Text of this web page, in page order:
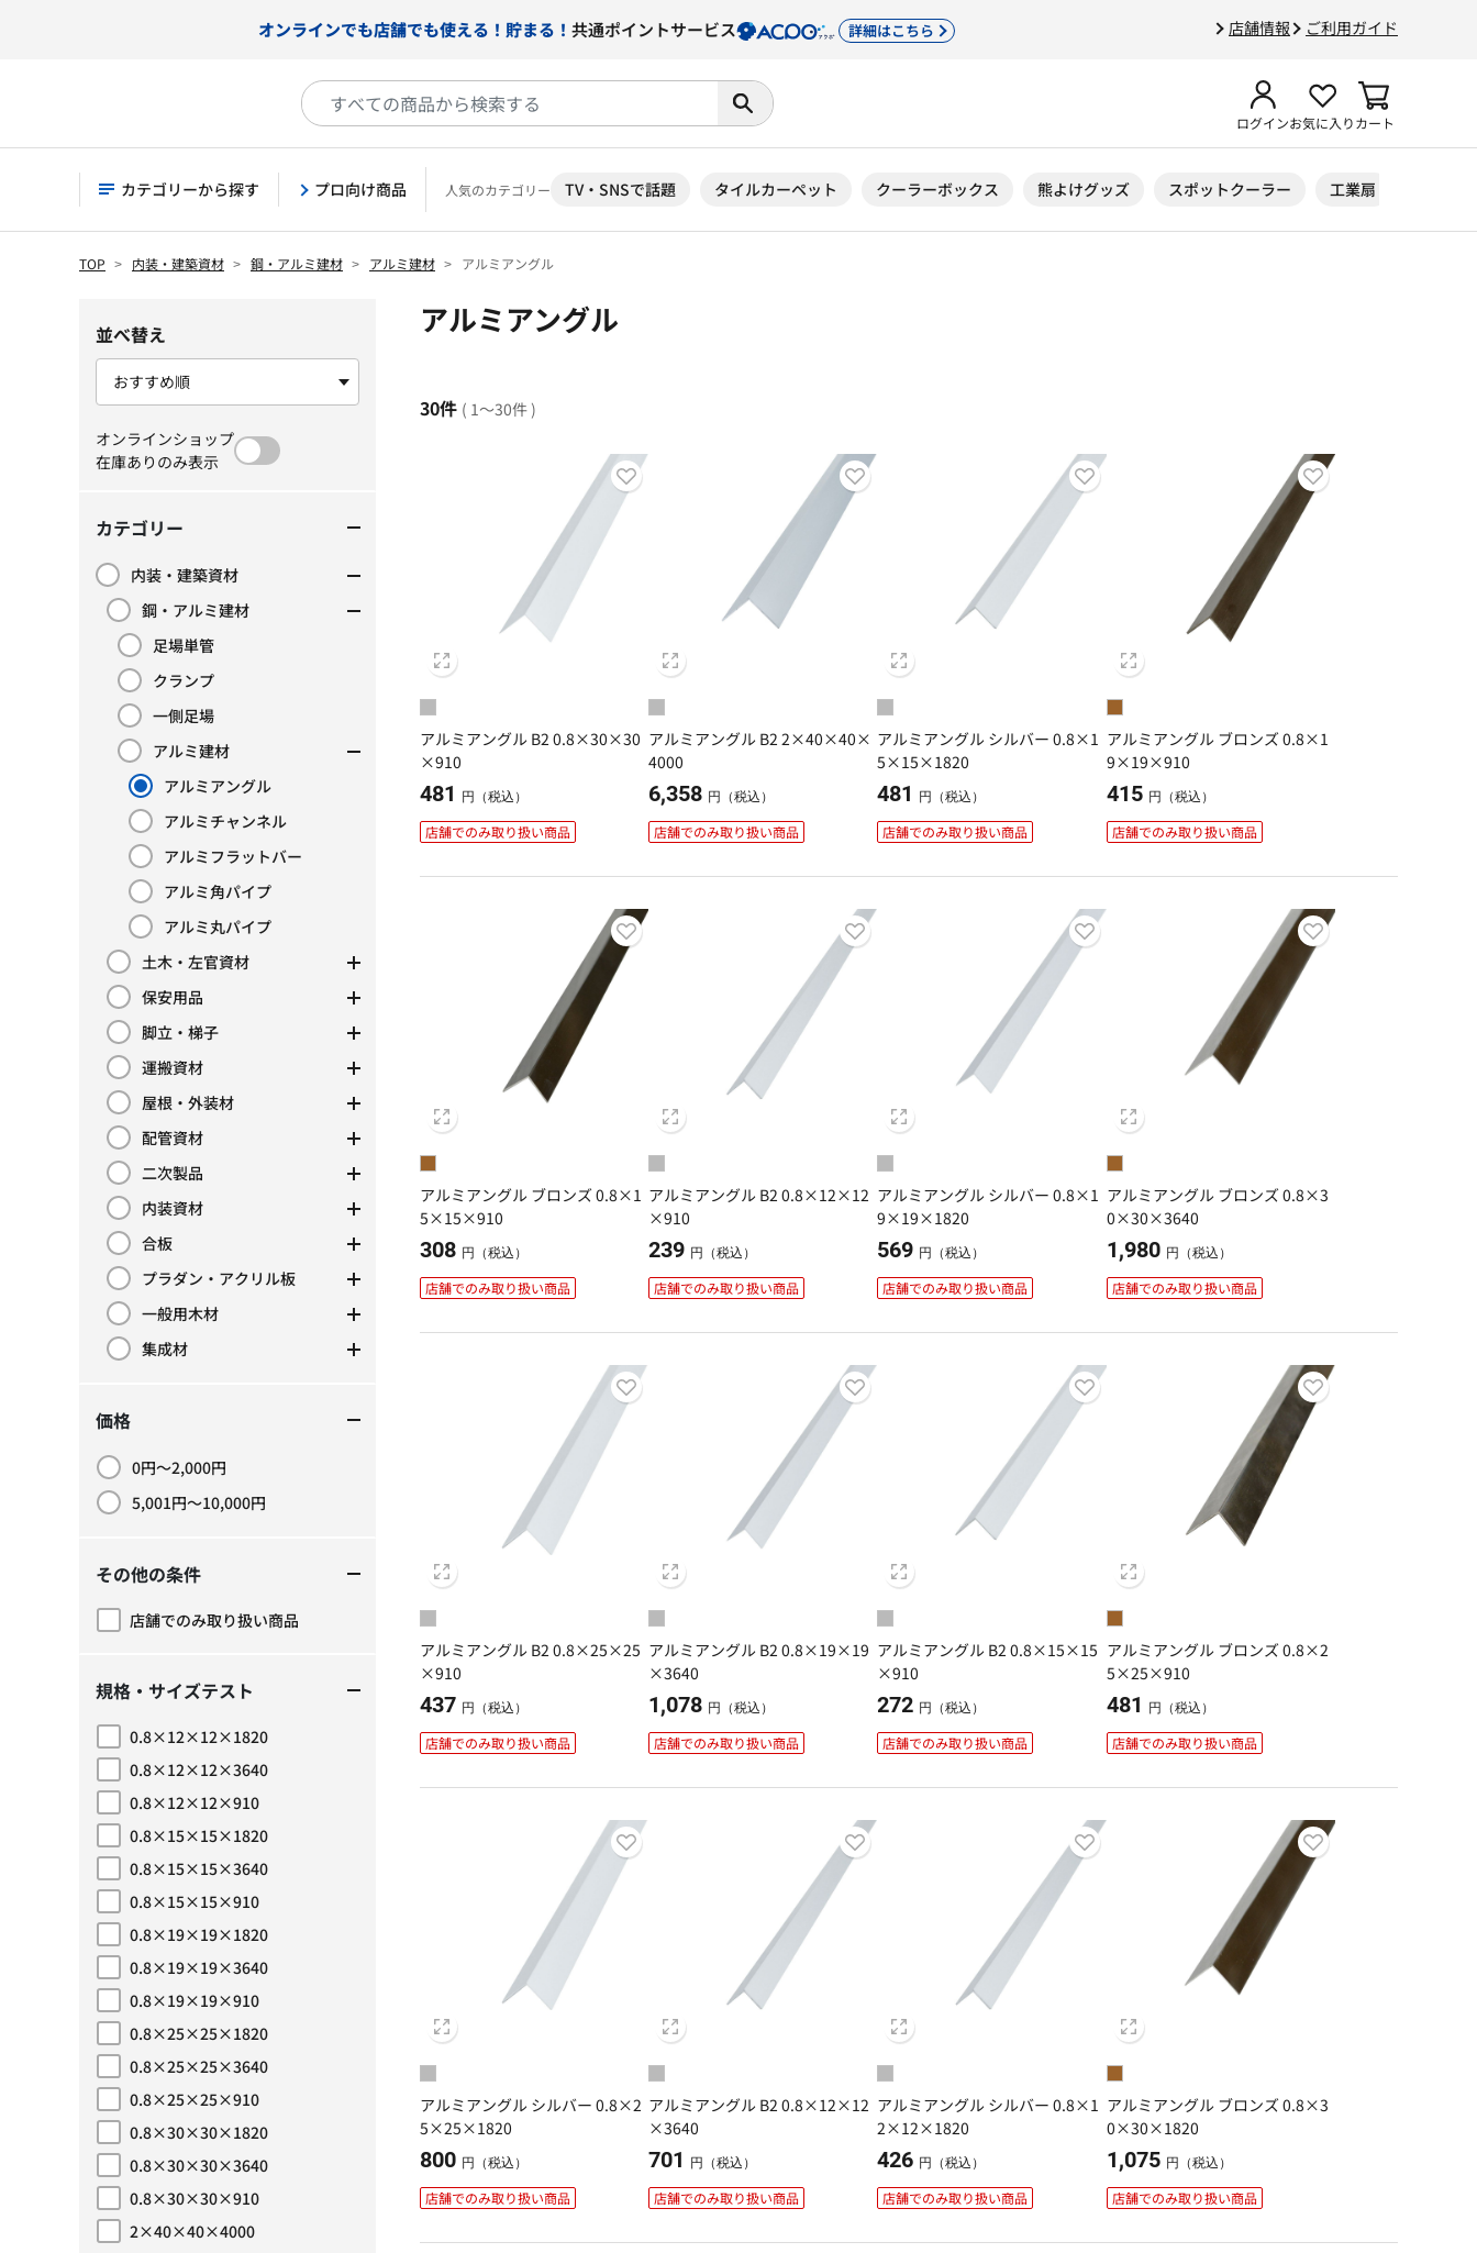
店舗情報 ご利用ガイド
オンラインでも店舗でも使える！貯まる！ 共通ポイントサービス 詳細はこちら
ログインお気に入りカート
カテゴリーから探す プロ向け商品 人気のカテゴリー TV・SNSで話題 タイルカーペット クーラーボックス 熊よけグッズ スポットクーラー 工業扇
TOP 内装・建築資材 鋼・アルミ建材 アルミ建材 アルミアングル
並べ替え
オンラインショップ
在庫ありのみ表示
カテゴリー
内装・建築資材
カテゴリーで絞り込み: 内装・建築資材
鋼・アルミ建材
カテゴリーで絞り込み: 鋼・アルミ建材
足場単管
カテゴリーで絞り込み: 足場単管
クランプ
カテゴリーで絞り込み: クランプ
一側足場
カテゴリーで絞り込み: 一側足場
アルミ建材
カテゴリーで絞り込み: アルミ建材
アルミアングル
現在カテゴリーで絞り込み中: アルミアングル
アルミチャンネル
カテゴリーで絞り込み: アルミチャンネル
アルミフラットバー
カテゴリーで絞り込み: アルミフラットバー
アルミ角パイプ
カテゴリーで絞り込み: アルミ角パイプ
アルミ丸パイプ
カテゴリーで絞り込み: アルミ丸パイプ
土木・左官資材
カテゴリーで絞り込み: 土木・左官資材
保安用品
カテゴリーで絞り込み: 保安用品
脚立・梯子
カテゴリーで絞り込み: 脚立・梯子
運搬資材
カテゴリーで絞り込み: 運搬資材
屋根・外装材
カテゴリーで絞り込み: 屋根・外装材
配管資材
カテゴリーで絞り込み: 配管資材
二次製品
カテゴリーで絞り込み: 二次製品
内装資材
カテゴリーで絞り込み: 内装資材
合板
カテゴリーで絞り込み: 合板
プラダン・アクリル板
カテゴリーで絞り込み: プラダン・アクリル板
一般用木材
カテゴリーで絞り込み: 一般用木材
集成材
カテゴリーで絞り込み: 集成材
価格
0円～2,000円
価格で絞り込み: 0円～2,000円
5,001円～10,000円
価格で絞り込み: 5,001円～10,000円
その他の条件
店舗でのみ取り扱い商品
その他の条件で絞り込み: 店舗でのみ取り扱い商品
規格・サイズテスト
0.8×12×12×1820
規格・サイズテストで絞り込み: 0.8×12×12×1820
0.8×12×12×3640
規格・サイズテストで絞り込み: 0.8×12×12×3640
0.8×12×12×910
規格・サイズテストで絞り込み: 0.8×12×12×910
0.8×15×15×1820
規格・サイズテストで絞り込み: 0.8×15×15×1820
0.8×15×15×3640
規格・サイズテストで絞り込み: 0.8×15×15×3640
0.8×15×15×910
規格・サイズテストで絞り込み: 0.8×15×15×910
0.8×19×19×1820
規格・サイズテストで絞り込み: 0.8×19×19×1820
0.8×19×19×3640
規格・サイズテストで絞り込み: 0.8×19×19×3640
0.8×19×19×910
規格・サイズテストで絞り込み: 0.8×19×19×910
0.8×25×25×1820
規格・サイズテストで絞り込み: 0.8×25×25×1820
0.8×25×25×3640
規格・サイズテストで絞り込み: 0.8×25×25×3640
0.8×25×25×910
規格・サイズテストで絞り込み: 0.8×25×25×910
0.8×30×30×1820
規格・サイズテストで絞り込み: 0.8×30×30×1820
0.8×30×30×3640
規格・サイズテストで絞り込み: 0.8×30×30×3640
0.8×30×30×910
規格・サイズテストで絞り込み: 0.8×30×30×910
2×40×40×4000
規格・サイズテストで絞り込み: 2×40×40×4000
アルミアングル
30件 ( 1～30件 )
アルミアングル B2 0.8×30×30
×910
481 円（税込）
店舗でのみ取り扱い商品
アルミアングル B2 2×40×40×
4000
6,358 円（税込）
店舗でのみ取り扱い商品
アルミアングル シルバー 0.8×1
5×15×1820
481 円（税込）
店舗でのみ取り扱い商品
アルミアングル ブロンズ 0.8×1
9×19×910
415 円（税込）
店舗でのみ取り扱い商品
アルミアングル ブロンズ 0.8×1
5×15×910
308 円（税込）
店舗でのみ取り扱い商品
アルミアングル B2 0.8×12×12
×910
239 円（税込）
店舗でのみ取り扱い商品
アルミアングル シルバー 0.8×1
9×19×1820
569 円（税込）
店舗でのみ取り扱い商品
アルミアングル ブロンズ 0.8×3
0×30×3640
1,980 円（税込）
店舗でのみ取り扱い商品
アルミアングル B2 0.8×25×25
×910
437 円（税込）
店舗でのみ取り扱い商品
アルミアングル B2 0.8×19×19
×3640
1,078 円（税込）
店舗でのみ取り扱い商品
アルミアングル B2 0.8×15×15
×910
272 円（税込）
店舗でのみ取り扱い商品
アルミアングル ブロンズ 0.8×2
5×25×910
481 円（税込）
店舗でのみ取り扱い商品
アルミアングル シルバー 0.8×2
5×25×1820
800 円（税込）
店舗でのみ取り扱い商品
アルミアングル B2 0.8×12×12
×3640
701 円（税込）
店舗でのみ取り扱い商品
アルミアングル シルバー 0.8×1
2×12×1820
426 円（税込）
店舗でのみ取り扱い商品
アルミアングル ブロンズ 0.8×3
0×30×1820
1,075 円（税込）
店舗でのみ取り扱い商品